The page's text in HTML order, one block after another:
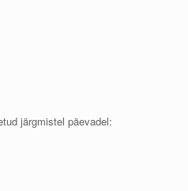
järgmistel päevadel: